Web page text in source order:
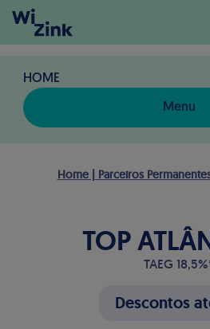
HOME
Menu
Home | Parceiros
TOP
TAEG
Descontos